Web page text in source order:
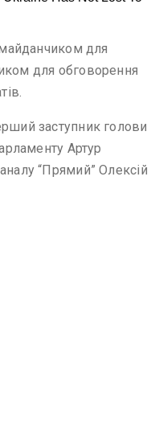
для
для обговорення
заступник голови
Артур
“Прямий” Олексій